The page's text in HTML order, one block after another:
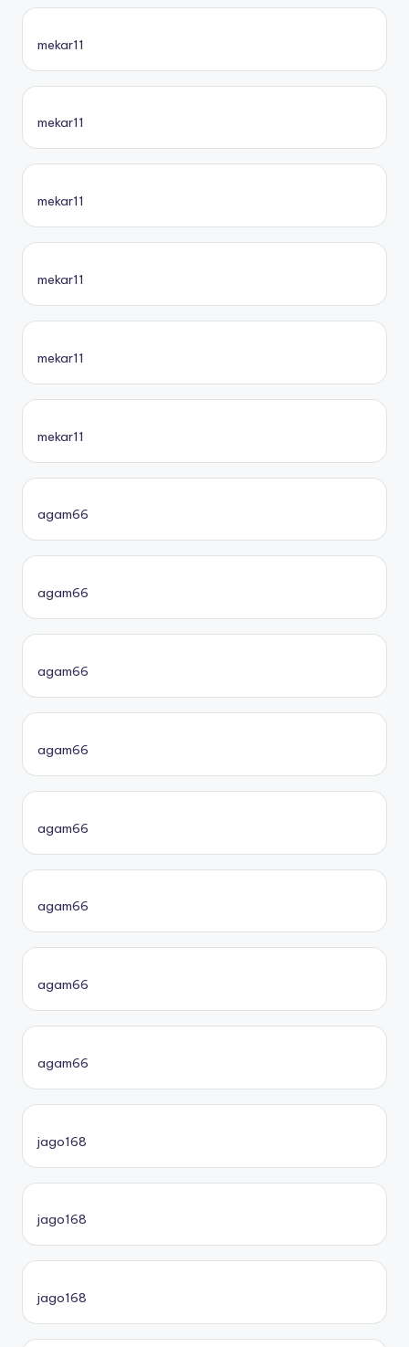
mekar11
mekar11
mekar11
mekar11
mekar11
mekar11
agam66
agam66
agam66
agam66
agam66
agam66
agam66
agam66
jago168
jago168
jago168